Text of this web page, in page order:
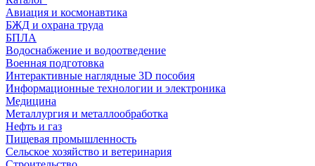
Авиация и космонавтика
БЖД и охрана труда
БПЛА
Водоснабжение и водоотведение
Военная подготовка
Интерактивные наглядные 3D пособия
Информационные технологии и электроника
Медицина
Металлургия и металлообработка
Нефть и газ
Пищевая промышленность
Сельское хозяйство и ветеринария